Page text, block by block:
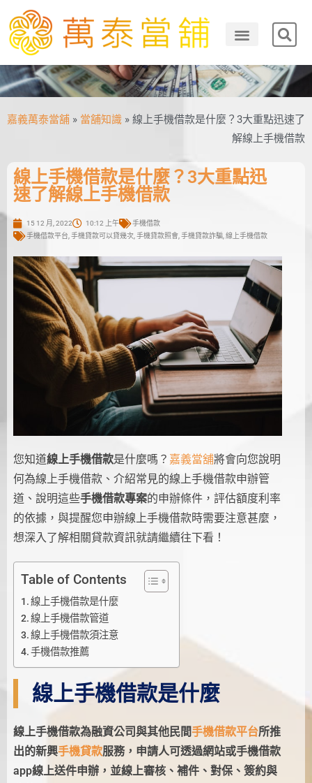
嘉義萬泰當舖 » 當舖知識 » 線上手機借款是什麼？3大重點迅速了
解線上手機借款
線上手機借款是什麼？3大重點迅
速了解線上手機借款
15 12 月, 2022 10:12 上午
手機借款
手機借款平台 手機貸款可以貸幾次 手機貸款照會, 手機貸款詐騙, 線上手機借款
您知道線上手機借款是什麼嗎？ 嘉義當舖將會向您說明
何為線上手機借款、介紹常見的線上手機借款申辦管
道、說明這些手機借款專案的申辦條件，評估額度利率
的依據，與提醒您申辦線上手機借款時需要注意甚麼，
想深入了解相關貸款資訊就請繼續往下看！
Table of Contents
線上手機借款是什麼
線上手機借款管道
線上手機借款須注意
手機借款推薦
線上手機借款是什麼
線上手機借款為融資公司與其他民間手機借款平台所推
出的新興手機貸款服務，申請人可透過網站或手機借款
app線上送件申辦，並線上審核、補件、對保、簽約與